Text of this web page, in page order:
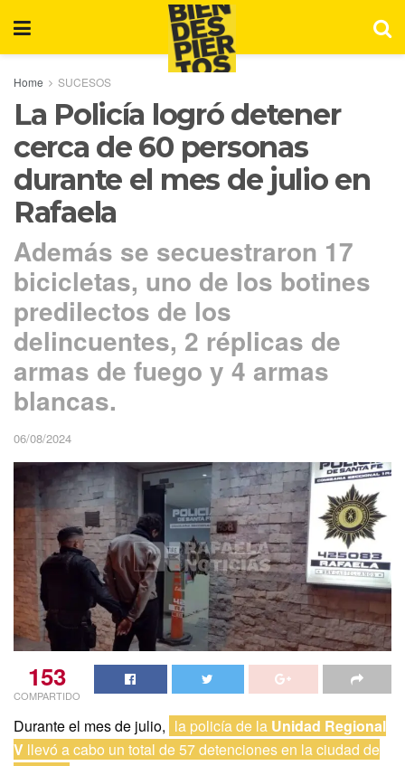
Home SUCESOS
La Policía logró detener
cerca de 60 personas
durante el mes de julio en
Rafaela
Además se secuestraron 17
bicicletas, uno de los botines
predilectos de los
delincuentes, 2 réplicas de
armas de fuego y 4 armas
blancas.
06/08/2024
153
COMPARTIDO
Durante el mes de julio, la policía de la Unidad Regional
V llevó a cabo un total de 57 detenciones en la ciudad de